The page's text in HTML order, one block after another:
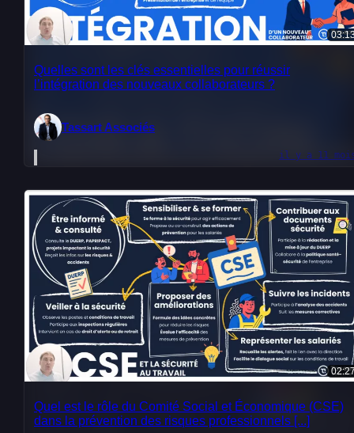
Quelles sont les clés essentielles pour réussir
l’intégration des nouveaux collaborateurs ?
Tassart Associés
il y a 11
Quel est le rôle du Comité Social et Économique (CSE)
dans la prévention des risques professionnels [...]